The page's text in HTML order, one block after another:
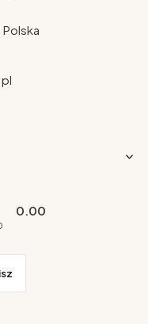
0.00